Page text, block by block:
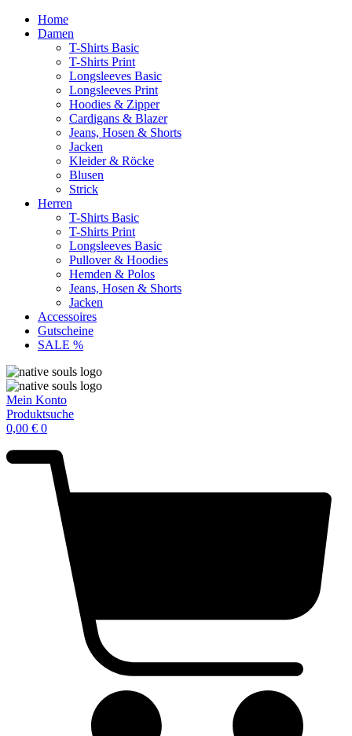
Home
Damen
T-Shirts Basic
T-Shirts Print
Longsleeves Basic
Longsleeves Print
Hoodies & Zipper
Cardigans & Blazer
Jeans, Hosen & Shorts
Jacken
Kleider & Röcke
Blusen
Strick
Herren
T-Shirts Basic
T-Shirts Print
Longsleeves Basic
Pullover & Hoodies
Hemden & Polos
Jeans, Hosen & Shorts
Jacken
Accessoires
Gutscheine
SALE %
Mein Konto
Produktsuche
0,00 € 0